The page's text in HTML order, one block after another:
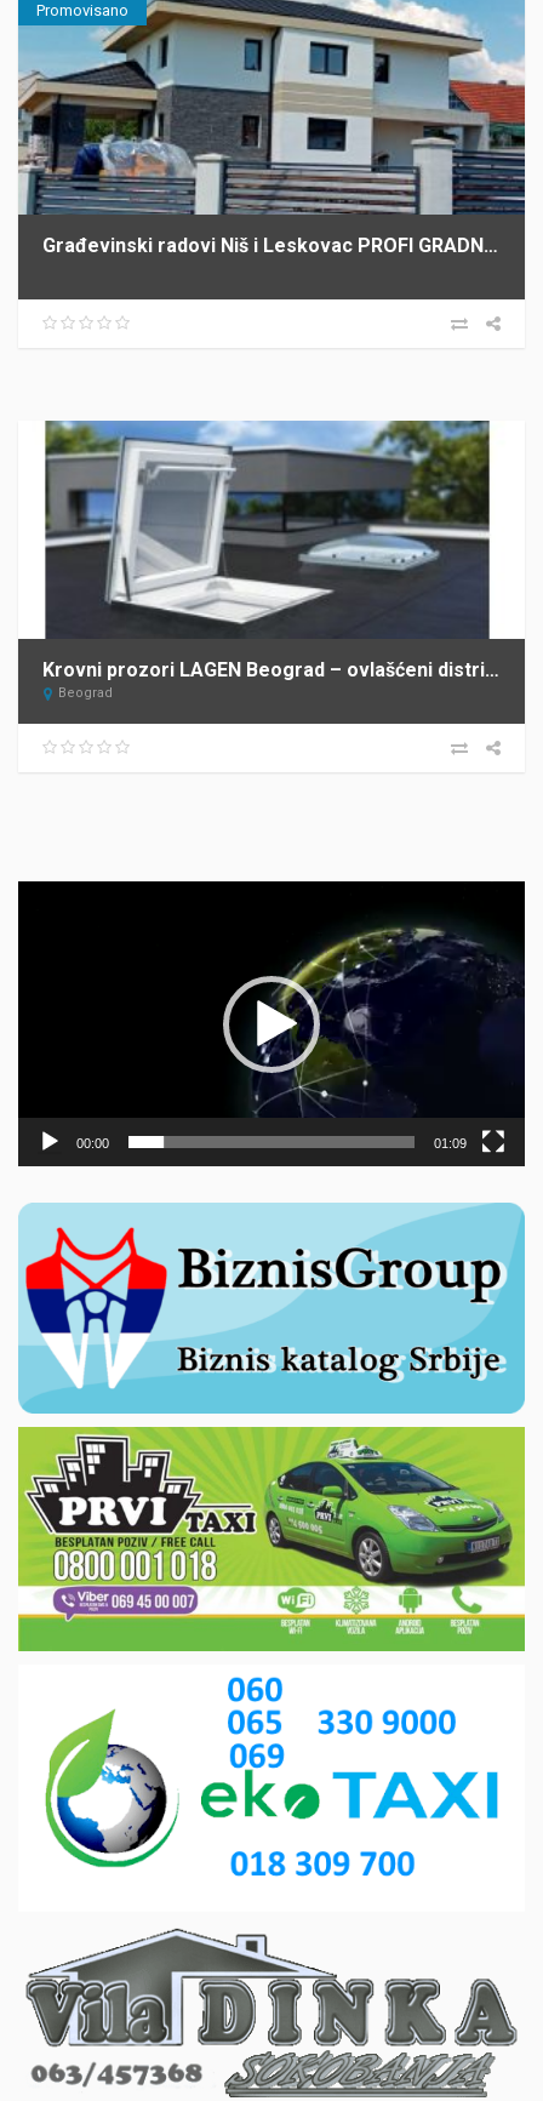
Promovisano
Građevinski radovi Niš i Leskovac PROFI GRADNJA SPASIĆ
Krovni prozori LAGEN Beograd – ovlašćeni distributer FAKRO za Srbiju
Beograd
00:00 01:09